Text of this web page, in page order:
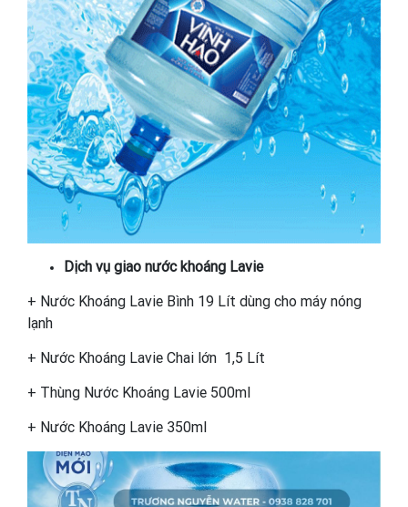
Dịch vụ giao nước khoáng Lavie
+ Nước Khoáng Lavie Bình 19 Lít dùng cho máy nóng
lạnh
+ Nước Khoáng Lavie Chai lớn 1,5 Lít
+ Thùng Nước Khoáng Lavie 500ml
+ Nước Khoáng Lavie 350ml